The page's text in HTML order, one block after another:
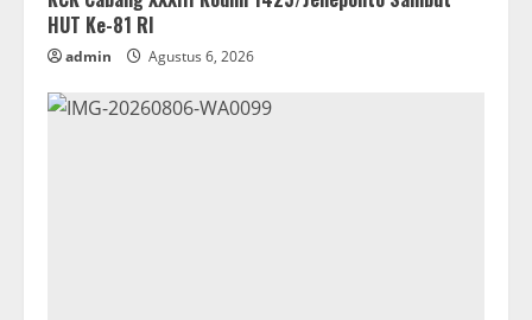
HUT Ke-81 RI
admin Agustus 6, 2026